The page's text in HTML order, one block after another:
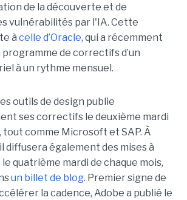
de la découverte et de
vulnérabilités par l'IA. Cette
à celle d’Oracle, qui a récemment
de correctifs d’un
à un rythme mensuel.
outils de design publie
ses correctifs le deuxième mardi
tout comme Microsoft et SAP. À
diffusera également des mises à
quatrième mardi de chaque mois,
un billet de blog. Premier signe de
la cadence, Adobe a publié le